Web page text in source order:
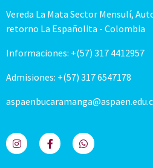
Vereda La Mata Sector Mensulí,
retorno La Españolita - Colombia
Informaciones: +(57) 317 4412957
Admisiones: +(57) 317 6547178